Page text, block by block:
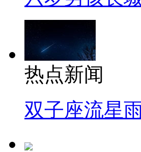
热点新闻
双子座流星